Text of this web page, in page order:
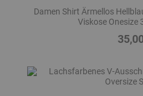
Damen Shirt Ärmellos
Viskose Onesize
Preis